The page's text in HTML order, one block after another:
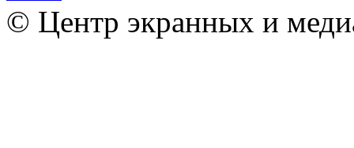
© Центр экранных и